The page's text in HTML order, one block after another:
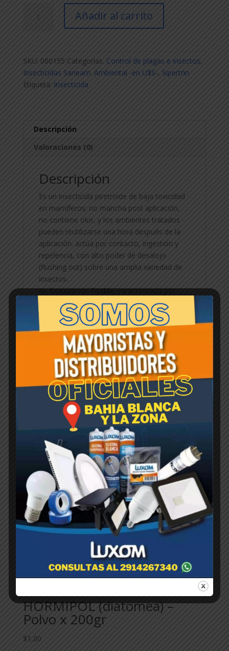
Añadir al carrito
SKU: 000155 Categorías: Control de plagas e insectos,
Insecticidas Saneam. Ambiental -en U$S-, Sipertrin
Etiqueta: Insecticida
Descripción
Valoraciones (0)
Descripción
Es un insecticida piretroide de baja toxicidad
en mamíferos; no mancha post aplicación,
no contiene olor, y los ambientes tratados
pueden reutilizarse una hora después de la
aplicación. actúa por contacto, ingestión y
repelencia, con alto poder de desalojo
(flushing out) sobre una amplia variedad de
insectos.
Su formulación floable, caracterizada por
poseer cristales finamente molidos de
Asimetrina en suspensión acuosa, le suma a
las excelentes propiedades insecticidas; alta
residualidad aún sobre superficies porosas.
Productos relacionados
HORMIPOL (diatomea) –
Polvo x 200gr
$1,00